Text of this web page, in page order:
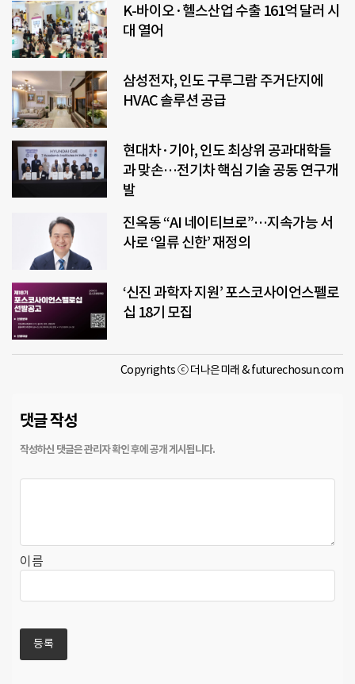
K-바이오·헬스산업 수출 161억 달러 시
대 열어
삼성전자, 인도 구루그람 주거단지에
HVAC 솔루션 공급
현대차·기아, 인도 최상위 공과대학들
과 맞손…전기차 핵심 기술 공동 연구개
발
진옥동 “AI 네이티브로”…지속가능 서
사로 ‘일류 신한’ 재정의
‘신진 과학자 지원’ 포스코사이언스펠로
십 18기 모집
Copyrights ⓒ 더나은미래 & futurechosun.com
댓글 작성
이름